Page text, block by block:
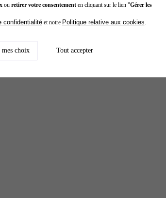
ou retirer votre consentementen cliquant sur le lien "Gérer les
confidentialitéet notre Politique relative aux cookies
mes choix Tout accepter